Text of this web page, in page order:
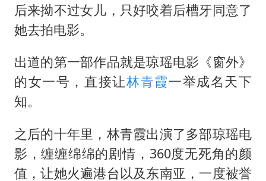
中国养老床位“三连降”
郑国霖回应去景区上班被保安拦下
我国编制完成新版全月地质图
奋进开新局 实干挑大梁
后来拗不过女儿，只好咬着后槽牙同意了
她去拍电影。
出道的第一部作品就是琼瑶电影《窗外》
的女一号，直接让林青霞一举成名天下
知。
之后的十年里，林青霞出演了多部琼瑶电
影，缠缠绵绵的剧情，360度无死角的颜
值，让她火遍港台以及东南亚，一度被誉